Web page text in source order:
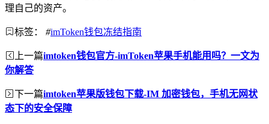
理自己的资产。
标签： #imToken钱包冻结指南
上一篇imtoken钱包官方-imToken苹果手机能用吗？一文为
你解答
下一篇imtoken苹果版钱包下载-IM 加密钱包，手机无网状
态下的安全保障